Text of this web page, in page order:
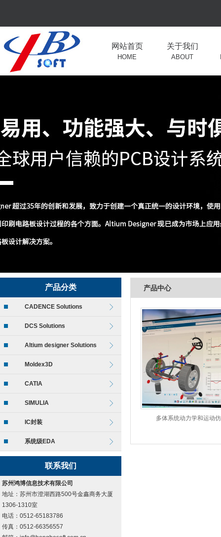
网站首页
HOME
关于我们
ABOUT
产品分类
CADENCE Solutions
DCS Solutions
Altium designer Solutions
Moldex3D
CATIA
SIMULIA
IC封装
系统级EDA
联系我们
苏州鸿博信息技术有限公司
地址：苏州市澄湖西路500号金鑫商务大厦
1306-1310室
电话：0512-65183786
传真：0512-66356557
产品中心
多体系统动力学和运动